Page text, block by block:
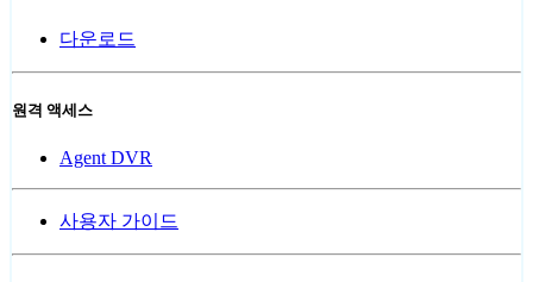
다운로드
원격 액세스
Agent DVR
사용자 가이드